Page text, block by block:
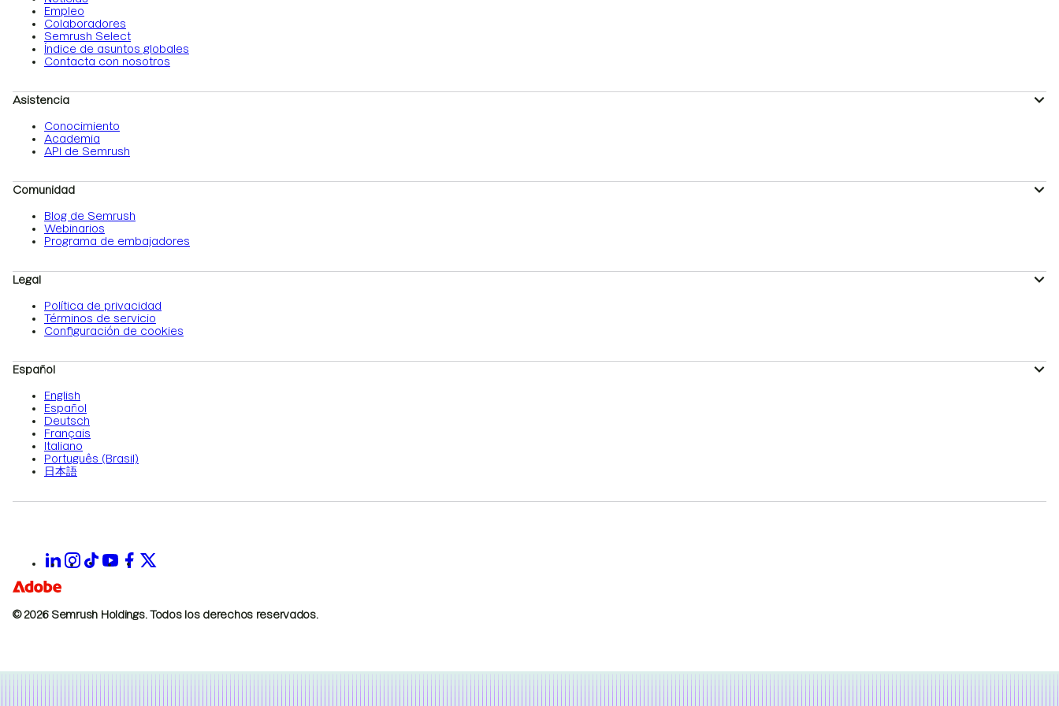
Empleo
Colaboradores
Semrush Select
Índice de asuntos globales
Contacta con nosotros
Asistencia
Conocimiento
Academia
API de Semrush
Comunidad
Blog de Semrush
Webinarios
Programa de embajadores
Legal
Política de privacidad
Términos de servicio
Configuración de cookies
Español
English
Español
Deutsch
Français
Italiano
Português (Brasil)
日本語
© 2026 Semrush Holdings. Todos los derechos reservados.